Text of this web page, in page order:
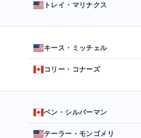
トレイ・マリナクス
キース・ミッチェル
コリー・コナーズ
ベン・シルバーマン
テーラー・モンゴメリ